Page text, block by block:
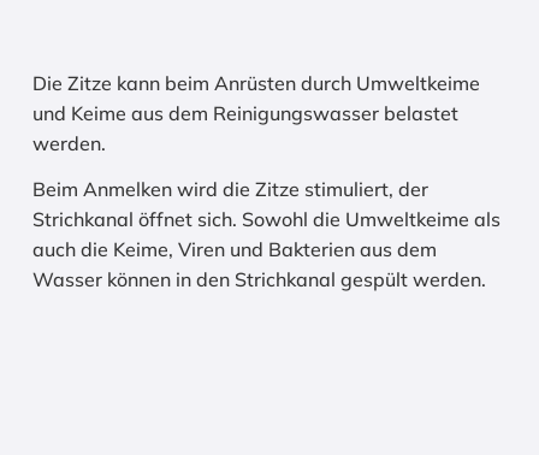
Die Zitze kann beim Anrüsten durch Umweltkeime
und Keime aus dem Reinigungswasser belastet
werden.
Beim Anmelken wird die Zitze stimuliert, der
Strichkanal öffnet sich. Sowohl die Umweltkeime als
auch die Keime, Viren und Bakterien aus dem
Wasser können in den Strichkanal gespült werden.